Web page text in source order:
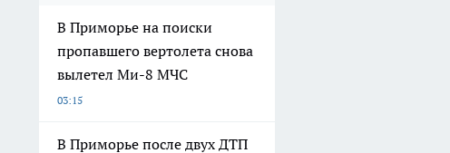
В Приморье на поиски
пропавшего вертолета снова
вылетел Ми-8 МЧС
03:15
В Приморье после двух ДТП